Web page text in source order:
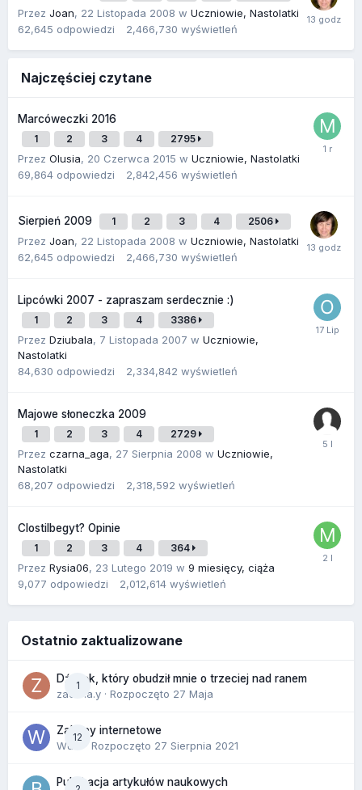
Przez Joan, 22 Listopada 2008 w Uczniowie, Nastolatki
62,645 odpowiedzi 2,466,730 wyświetleń
Najczęściej czytane
Marcóweczki 2016
1 2 3 4 2795
Przez Olusia, 20 Czerwca 2015 w Uczniowie, Nastolatki
69,864 odpowiedzi 2,842,456 wyświetleń
Sierpień 2009 1 2 3 4 2506
Przez Joan, 22 Listopada 2008 w Uczniowie, Nastolatki
62,645 odpowiedzi 2,466,730 wyświetleń
Lipcówki 2007 - zapraszam serdecznie :)
1 2 3 4 3386
Przez Dziubala, 7 Listopada 2007 w Uczniowie,
Nastolatki
84,630 odpowiedzi 2,334,842 wyświetleń
Majowe słoneczka 2009
1 2 3 4 2729
Przez czarna_aga, 27 Sierpnia 2008 w Uczniowie,
Nastolatki
68,207 odpowiedzi 2,318,592 wyświetleń
Clostilbegyt? Opinie
1 2 3 4 364
Przez Rysia06, 23 Lutego 2019 w 9 miesięcy, ciąża
9,077 odpowiedzi 2,012,614 wyświetleń
Ostatnio zaktualizowane
1
Dźwięk, który obudził mnie o trzeciej nad ranem
zackr.a.y · Rozpoczęto 27 Maja
12
Zakupy internetowe
Wula
· Rozpoczęto 27 Sierpnia 2021
Publikacja artykułów naukowych